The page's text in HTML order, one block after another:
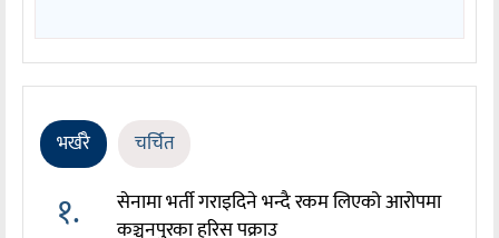
भर्खरै चर्चित
१.
सेनामा भर्ती गराइदिने भन्दै रकम लिएको आरोपमा
कञ्चनपुरका हरिस पक्राउ